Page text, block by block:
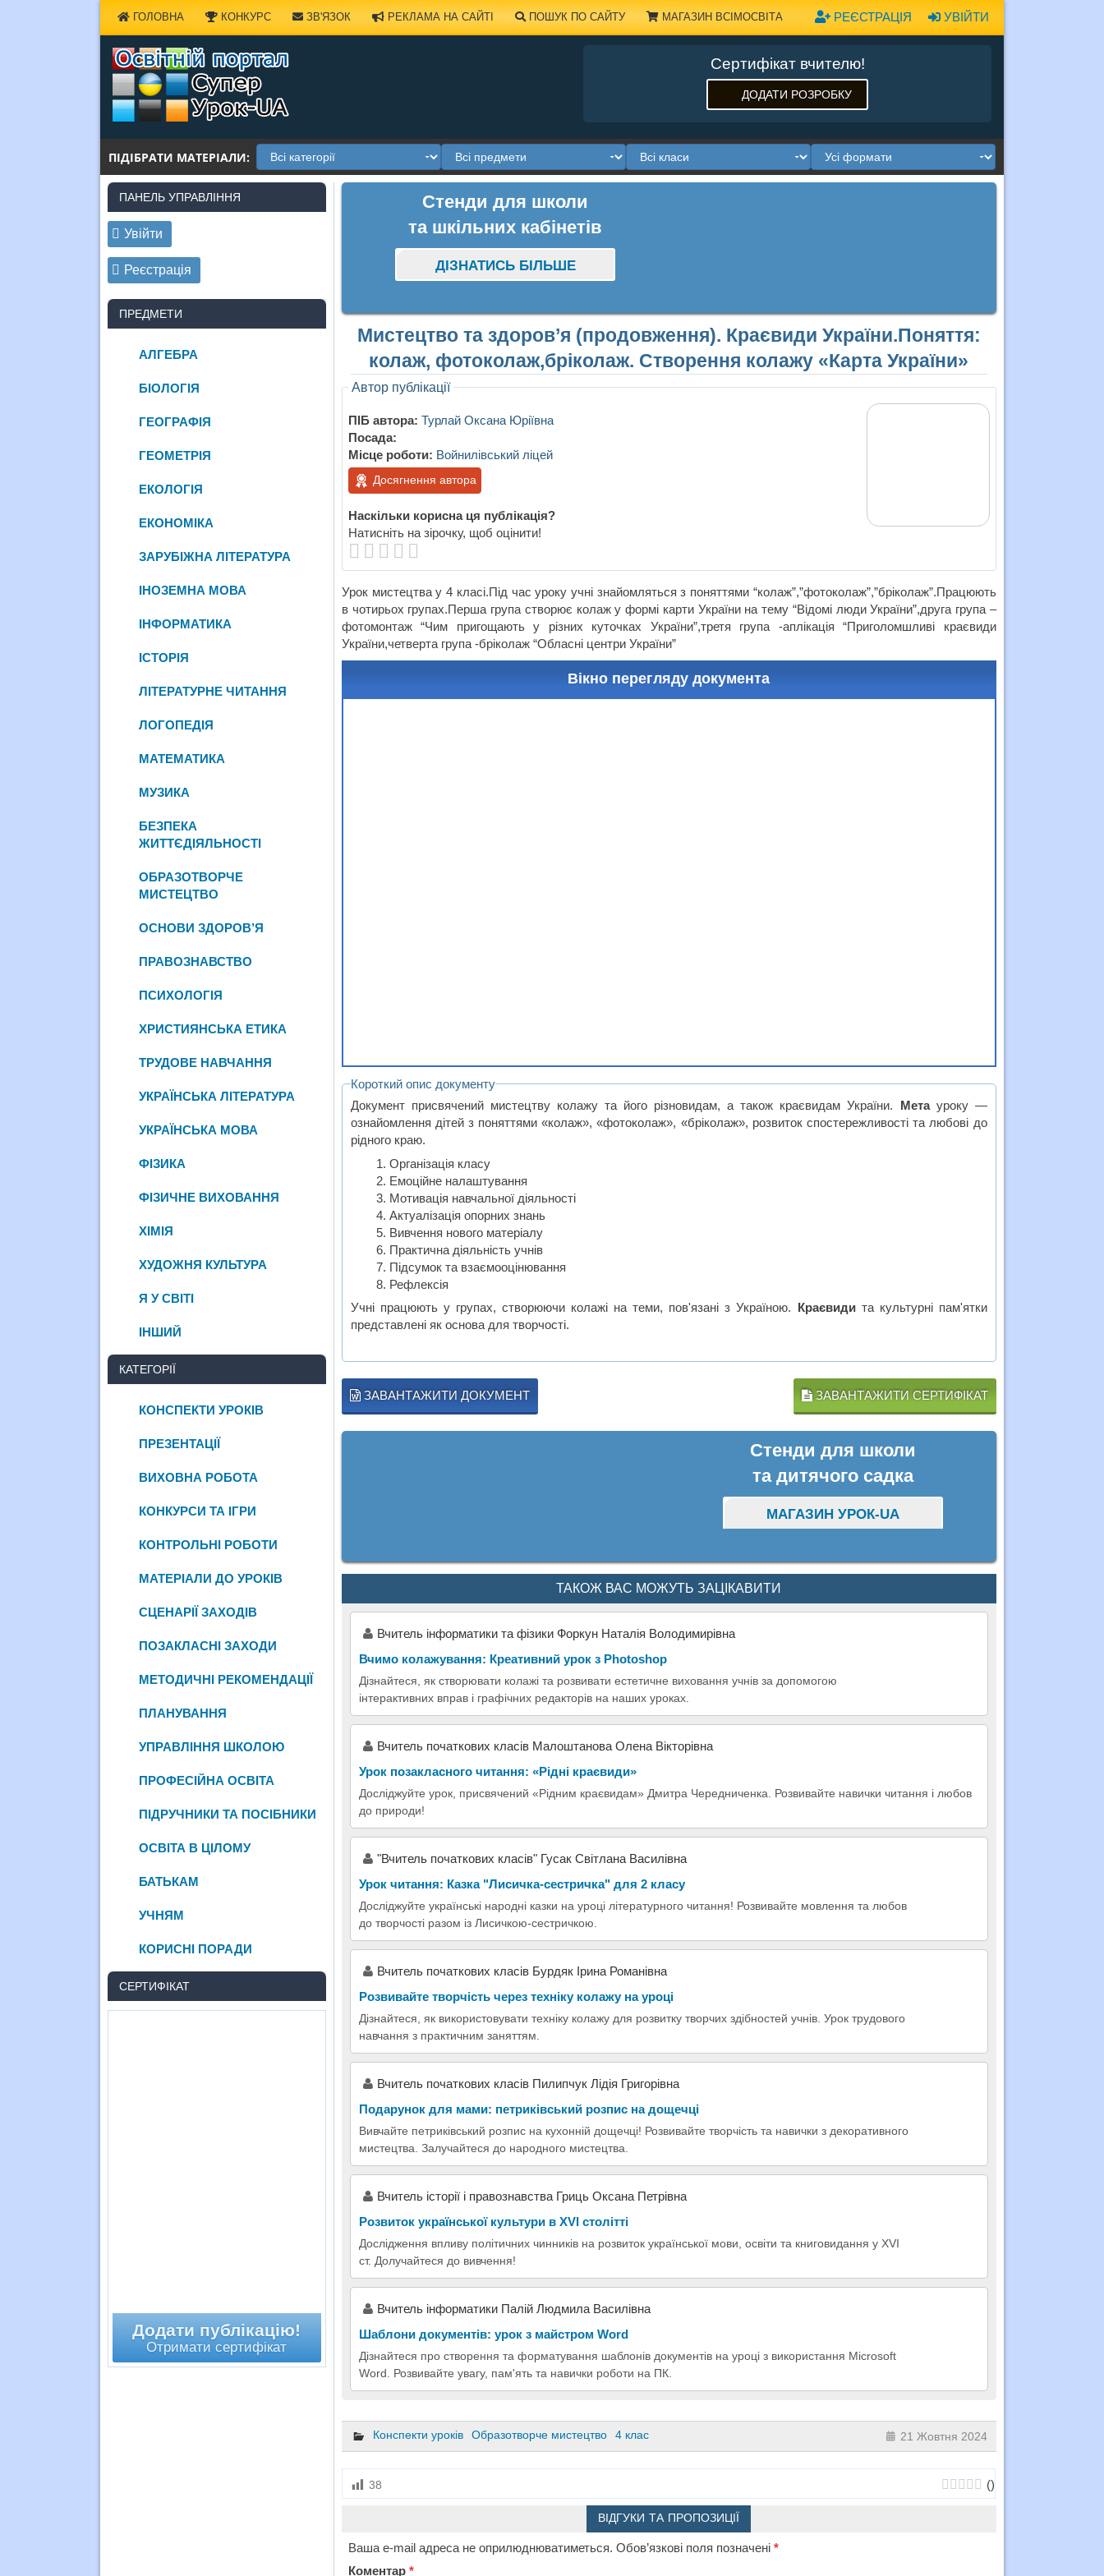
УВІЙТИ
РЕЄСТРАЦІЯ
ГОЛОВНА КОНКУРС ЗВ'ЯЗОК РЕКЛАМА НА САЙТІ ПОШУК ПО САЙТУ МАГАЗИН ВСІМОСВІТА
Сертифікат вчителю!
ДОДАТИ РОЗРОБКУ
ПІДІБРАТИ МАТЕРІАЛИ:
Стенди для школи
та шкільних кабінетів
ДІЗНАТИСЬ БІЛЬШЕ
Мистецтво та здоров’я (продовження). Краєвиди України.Поняття:
колаж, фотоколаж,бріколаж. Створення колажу «Карта України»
Автор публікації
ПІБ автора: Турлай Оксана Юріївна
Посада:
Місце роботи: Войнилівський ліцей
Досягнення автора
Наскільки корисна ця публікація?
Натисніть на зірочку, щоб оцінити!
Урок мистецтва у 4 класі.Під час уроку учні знайомляться з поняттями “колаж”,”фотоколаж”,”бріколаж”.Працюють
в чотирьох групах.Перша група створює колаж у формі карти України на тему “Відомі люди України”,друга група –
фотомонтаж “Чим пригощають у різних куточках України”,третя група -аплікація “Приголомшливі краєвиди
України,четверта група -бріколаж “Обласні центри України”
Вікно перегляду документа
Короткий опис документу
Документ присвячений мистецтву колажу та його різновидам, а також краєвидам України. Метауроку —
ознайомлення дітей з поняттями «колаж», «фотоколаж», «бріколаж», розвиток спостережливості та любові до
рідного краю.
Організація класу
Емоційне налаштування
Мотивація навчальної діяльності
Актуалізація опорних знань
Вивчення нового матеріалу
Практична діяльність учнів
Підсумок та взаємооцінювання
Рефлексія
Учні працюють у групах, створюючи колажі на теми, пов'язані з Україною. Краєвидита культурні пам'ятки
представлені як основа для творчості.
ЗАВАНТАЖИТИ ДОКУМЕНТ ЗАВАНТАЖИТИ СЕРТИФІКАТ
Стенди для школи
та дитячого садка
МАГАЗИН УРОК-UA
ТАКОЖ ВАС МОЖУТЬ ЗАЦІКАВИТИ
Вчитель інформатики та фізики Форкун Наталія Володимирівна
Вчимо колажування: Креативний урок з Photoshop
Дізнайтеся, як створювати колажі та розвивати естетичне виховання учнів за допомогою
інтерактивних вправ і графічних редакторів на наших уроках.
Вчитель початкових класів Малоштанова Олена Вікторівна
Урок позакласного читання: «Рідні краєвиди»
Досліджуйте урок, присвячений «Рідним краєвидам» Дмитра Чередниченка. Розвивайте навички читання і любов
до природи!
"Вчитель початкових класів" Гусак Світлана Василівна
Урок читання: Казка "Лисичка-сестричка" для 2 класу
Досліджуйте українські народні казки на уроці літературного читання! Розвивайте мовлення та любов
до творчості разом із Лисичкою-сестричкою.
Вчитель початкових класів Бурдяк Ірина Романівна
Розвивайте творчість через техніку колажу на уроці
Дізнайтеся, як використовувати техніку колажу для розвитку творчих здібностей учнів. Урок трудового
навчання з практичним заняттям.
Вчитель початкових класів Пилипчук Лідія Григорівна
Подарунок для мами: петриківський розпис на дощечці
Вивчайте петриківський розпис на кухонній дощечці! Розвивайте творчість та навички з декоративного
мистецтва. Залучайтеся до народного мистецтва.
Вчитель історії і правознавства Гриць Оксана Петрівна
Розвиток української культури в XVI столітті
Дослідження впливу політичних чинників на розвиток української мови, освіти та книговидання у XVI
ст. Долучайтеся до вивчення!
Вчитель інформатики Палій Людмила Василівна
Шаблони документів: урок з майстром Word
Дізнайтеся про створення та форматування шаблонів документів на уроці з використання Microsoft
Word. Розвивайте увагу, пам'ять та навички роботи на ПК.
Конспекти уроків Образотворче мистецтво 4 клас 21 Жовтня 2024
38 ()
ВІДГУКИ ТА ПРОПОЗИЦІЇ
Ваша e-mail адреса не оприлюднюватиметься. Обов’язкові поля позначені *
Коментар *
ПАНЕЛЬ УПРАВЛІННЯ
Увійти
Реєстрація
ПРЕДМЕТИ
АЛГЕБРА
БІОЛОГІЯ
ГЕОГРАФІЯ
ГЕОМЕТРІЯ
ЕКОЛОГІЯ
ЕКОНОМІКА
ЗАРУБІЖНА ЛІТЕРАТУРА
ІНОЗЕМНА МОВА
ІНФОРМАТИКА
ІСТОРІЯ
ЛІТЕРАТУРНЕ ЧИТАННЯ
ЛОГОПЕДІЯ
МАТЕМАТИКА
МУЗИКА
БЕЗПЕКА
ЖИТТЄДІЯЛЬНОСТІ
ОБРАЗОТВОРЧЕ
МИСТЕЦТВО
ОСНОВИ ЗДОРОВ’Я
ПРАВОЗНАВСТВО
ПСИХОЛОГІЯ
ХРИСТИЯНСЬКА ЕТИКА
ТРУДОВЕ НАВЧАННЯ
УКРАЇНСЬКА ЛІТЕРАТУРА
УКРАЇНСЬКА МОВА
ФІЗИКА
ФІЗИЧНЕ ВИХОВАННЯ
ХІМІЯ
ХУДОЖНЯ КУЛЬТУРА
Я У СВІТІ
ІНШИЙ
КАТЕГОРІЇ
КОНСПЕКТИ УРОКІВ
ПРЕЗЕНТАЦІЇ
ВИХОВНА РОБОТА
КОНКУРСИ ТА ІГРИ
КОНТРОЛЬНІ РОБОТИ
МАТЕРІАЛИ ДО УРОКІВ
СЦЕНАРІЇ ЗАХОДІВ
ПОЗАКЛАСНІ ЗАХОДИ
МЕТОДИЧНІ РЕКОМЕНДАЦІЇ
ПЛАНУВАННЯ
УПРАВЛІННЯ ШКОЛОЮ
ПРОФЕСІЙНА ОСВІТА
ПІДРУЧНИКИ ТА ПОСІБНИКИ
ОСВІТА В ЦІЛОМУ
БАТЬКАМ
УЧНЯМ
КОРИСНІ ПОРАДИ
СЕРТИФІКАТ
Додати публікацію!
Отримати сертифікат